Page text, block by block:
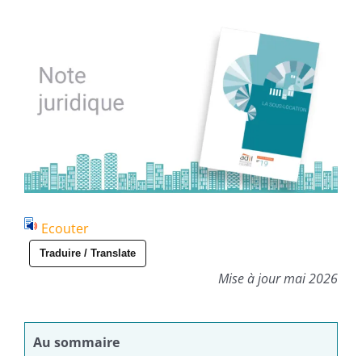
agrandie
Ecouter
Traduire / Translate
Mise à jour mai 2026
Au sommaire